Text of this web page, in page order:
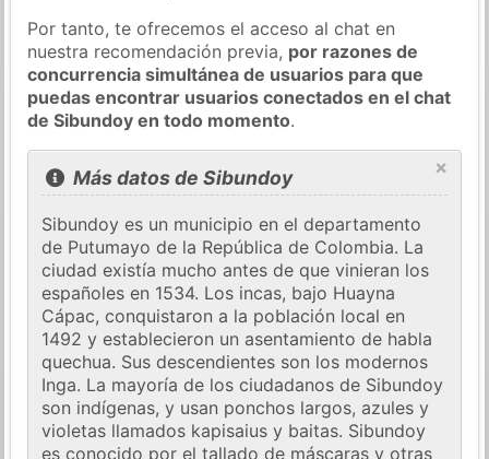
Por tanto, te ofrecemos el acceso al chat en
nuestra recomendación previa, por razones de
concurrencia simultánea de usuarios para que
puedas encontrar usuarios conectados en el chat
de Sibundoy en todo momento.
×
Más datos de Sibundoy
Sibundoy es un municipio en el departamento
de Putumayo de la República de Colombia. La
ciudad existía mucho antes de que vinieran los
españoles en 1534. Los incas, bajo Huayna
Cápac, conquistaron a la población local en
1492 y establecieron un asentamiento de habla
quechua. Sus descendientes son los modernos
Inga. La mayoría de los ciudadanos de Sibundoy
son indígenas, y usan ponchos largos, azules y
violetas llamados kapisaius y baitas. Sibundoy
es conocido por el tallado de máscaras y otras